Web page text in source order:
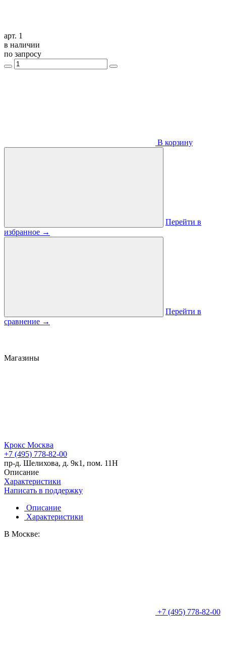
арт. 1
в наличии
по запросу
В корзину
Перейти в
избранное →
Перейти в
сравнение →
Магазины
Крокс Москва
+7 (495) 778-82-00
пр-д. Шелихова, д. 9к1, пом. 11Н
Описание
Характеристики
Написать в поддержку
Описание
Характеристики
В Москве:
+7 (495) 778-82-00